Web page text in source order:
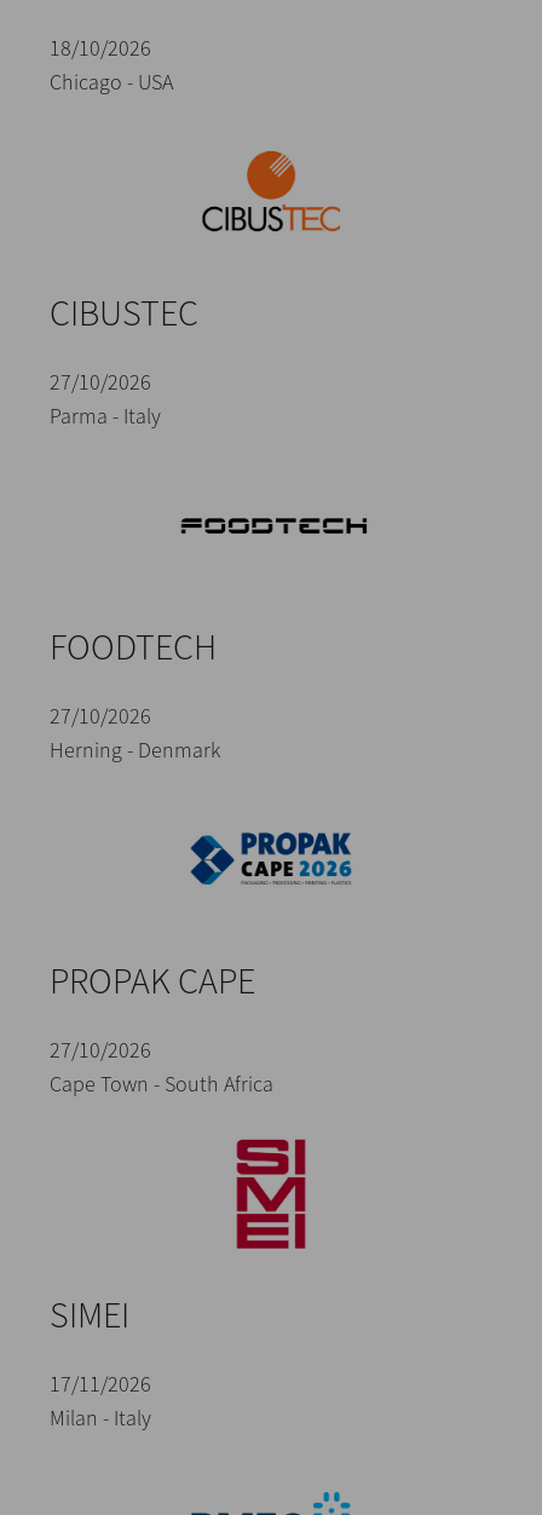
18/10/2026
Chicago - USA
CIBUSTEC
27/10/2026
Parma - Italy
FOODTECH
27/10/2026
Herning - Denmark
PROPAK CAPE
27/10/2026
Cape Town - South Africa
SIMEI
17/11/2026
Milan - Italy